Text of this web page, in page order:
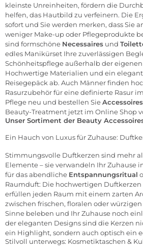
kleinste Unreinheiten, fördern die
helfen, das Hautbild zu verfeinern. Die
sofort und Sie werden merken, dass Sie
weniger Make-up oder Pflegeprodukte
sind formschöne Necessaires und
edles Manikürset Ihre zuverlässigen
Schönheitspflege außerhalb der eigenen
Hochwertige Materialien und ein
Reisegepäck ab. Auch Männer finden
Rasurzubehörfür eine definierte Rasur
Pflege neu und bestellen Sie
Beauty-Treatment jetzt im Online Shop
Unser Sortiment der Beauty
Ein Hauch von Luxus für Zuhause:
Stimmungsvolle Duftkerzen sind mehr
Elemente – sie verwandeln Ihr Zuhause
für das abendliche Entspannungsritual
Raumduft: Die hochwertigen Duftkerzen
erfüllen jeden Raum mit einem zarten
zwischen frischen, floralen oder würzigen
Sinne beleben und Ihr Zuhause noch
der eleganten Designs sind die Kerzen
ein Highlight, sondern auch optisch ein
Stilvoll unterwegs: Kosmetiktaschen &